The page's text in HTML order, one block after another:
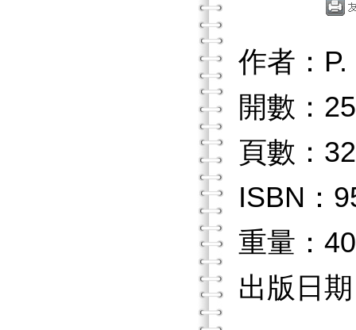
作者：
開數：25
頁數：
ISBN：
重量：
出版日